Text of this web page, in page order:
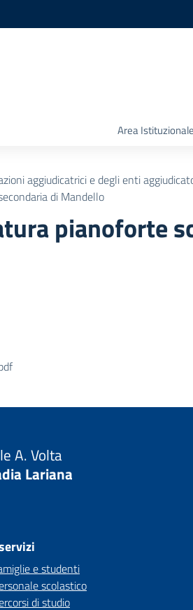
Area Istituzionale
aggiudicatrici e degli enti
di Mandello
pianoforte
A. Volta
Lariana
e studenti
scolastico
di studio